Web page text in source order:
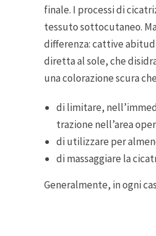
finale. I processi di
tessuto sottocutaneo.
differenza: cattive
diretta al sole, che
una colorazione scura
di limitare,
trazione nell’area
di utilizzare per
di massaggiare la
Generalmente, in ogni